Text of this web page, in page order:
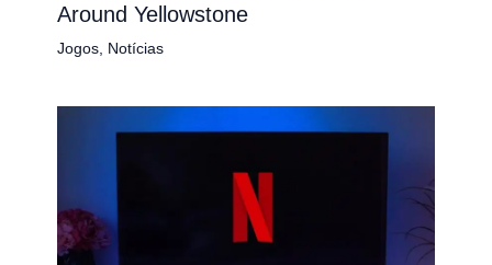
Around Yellowstone
Jogos, Notícias